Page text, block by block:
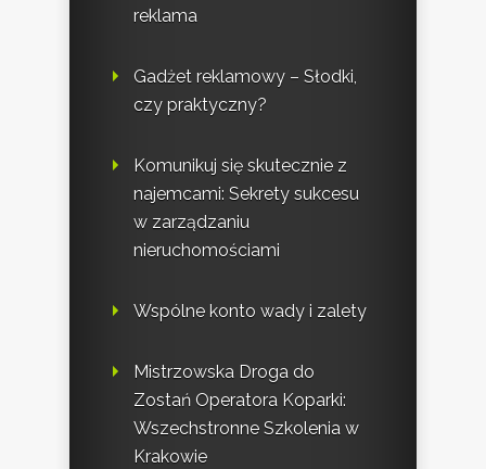
reklama
Gadżet reklamowy – Słodki,
czy praktyczny?
Komunikuj się skutecznie z
najemcami: Sekrety sukcesu
w zarządzaniu
nieruchomościami
Wspólne konto wady i zalety
Mistrzowska Droga do
Zostań Operatora Koparki:
Wszechstronne Szkolenia w
Krakowie